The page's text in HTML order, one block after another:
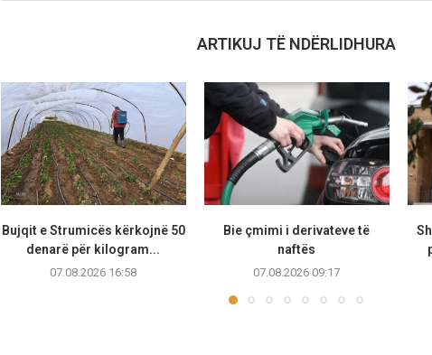
ARTIKUJ TË NDËRLIDHURA
Bujqit e Strumicës kërkojnë 50
denarë për kilogram...
07.08.2026 16:58
Bie çmimi i derivateve të
naftës
07.08.2026 09:17